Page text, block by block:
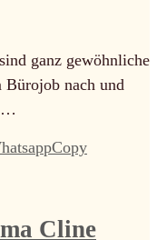
ganz gewöhnliche
Bürojob nach und
…
Copy
Cline